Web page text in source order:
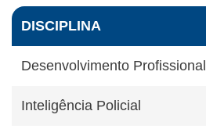
DISCIPLINA
Desenvolvimento Profissional
Inteligência Policial